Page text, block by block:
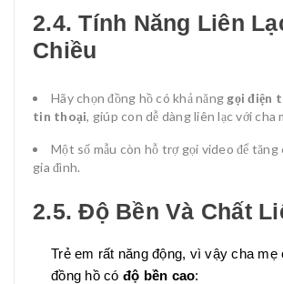
2.4. Tính Năng Liên
Chiều
Hãy chọn đồng hồ có khả năng gọi điện
tin thoại, giúp con dễ dàng liên lạc với cha
Một số mẫu còn hỗ trợ gọi video để tăng
gia đình.
2.5. Độ Bền Và Chất
Trẻ em rất năng động, vì vậy cha mẹ
đồng hồ có độ bền cao: